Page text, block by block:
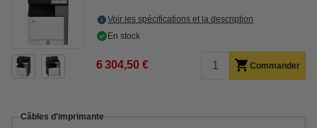
Voir les spécifications et la description
En stock
6 304,50 € Commander
Câbles d'imprimante